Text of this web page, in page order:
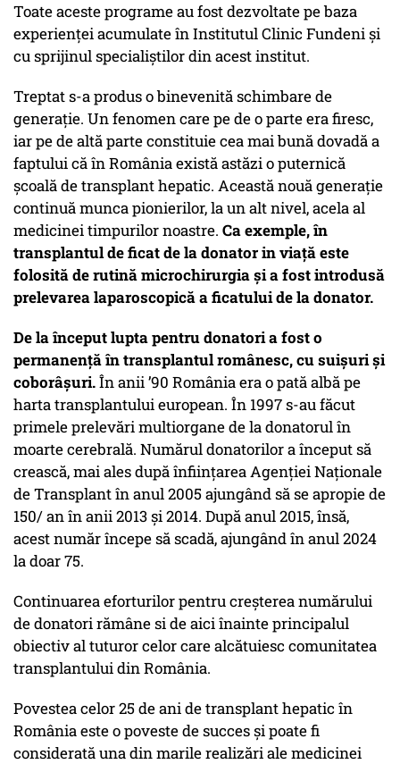
Toate aceste programe au fost dezvoltate pe baza
experienței acumulate în Institutul Clinic Fundeni și
cu sprijinul specialiștilor din acest institut.
Treptat s-a produs o binevenită schimbare de
generație. Un fenomen care pe de o parte era firesc,
iar pe de altă parte constituie cea mai bună dovadă a
faptului că în România există astăzi o puternică
școală de transplant hepatic. Această nouă generație
continuă munca pionierilor, la un alt nivel, acela al
medicinei timpurilor noastre. Ca exemple, în
transplantul de ficat de la donator in viață este
folosită de rutină microchirurgia și a fost introdusă
prelevarea laparoscopică a ficatului de la donator.
De la început lupta pentru donatori a fost o
permanență în transplantul românesc, cu suișuri și
coborâșuri.În anii ’90 România era o pată albă pe
harta transplantului european. În 1997 s-au făcut
primele prelevări multiorgane de la donatorul în
moarte cerebrală. Numărul donatorilor a început să
crească, mai ales după înființarea Agenției Naționale
de Transplant în anul 2005 ajungând să se apropie de
150/ an în anii 2013 și 2014. După anul 2015, însă,
acest număr începe să scadă, ajungând în anul 2024
la doar 75.
Continuarea eforturilor pentru creșterea numărului
de donatori rămâne si de aici înainte principalul
obiectiv al tuturor celor care alcătuiesc comunitatea
transplantului din România.
Povestea celor 25 de ani de transplant hepatic în
România este o poveste de succes și poate fi
considerată una din marile realizări ale medicinei